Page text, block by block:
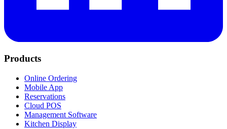
Products
Online Ordering
Mobile App
Reservations
Cloud POS
Management Software
Kitchen Display